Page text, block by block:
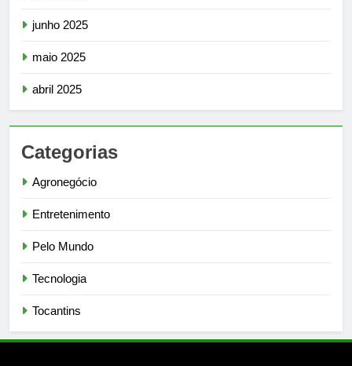
junho 2025
maio 2025
abril 2025
Categorias
Agronegócio
Entretenimento
Pelo Mundo
Tecnologia
Tocantins